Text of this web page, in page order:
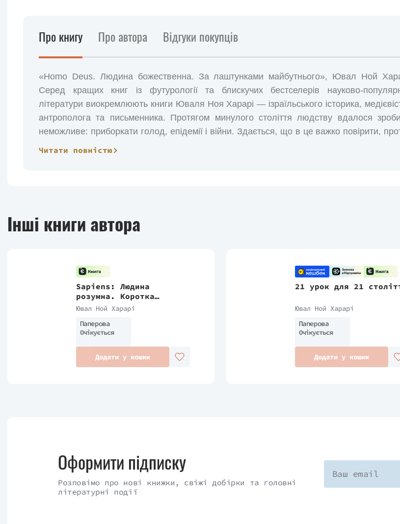
Про книгу Про автора Відгуки покупців
«Homo Deus. Людина божественна. За лаштунками майбутнього», Ювал Ной
Серед кращих книг із футурології та блискучих бестселерів науково-
літератури виокремлюють книги Юваля Ноя Харарі — ізраїльського історика,
антрополога та письменника. Протягом минулого століття людству вдалося
неможливе: приборкати голод, епідемії і війни. Здається, що в це важко повірити,
як пояснює Харарі в своєму фірмовому стилі - досконалому і захопливому -
можливостей померти від харчування у МакДоналдсі, ніж бути вбитим Аль Каїдою.
Читати повністю
Інші книги автора
Sapiens: Людина
розумна. Коротка
історія людства
Ювал Ной Харарі
Паперова
Очікується
Додати у кошик
21 урок для 21
Ювал Ной Харарі
Паперова
Очікується
Додати у кошик
Оформити підписку
Розповімо про нові книжки, свіжі добірки та головні
літературні події